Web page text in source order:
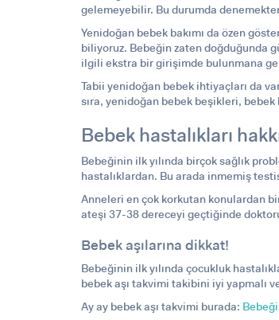
gelemeyebilir. Bu durumda
Yenidoğan bebek bakımı da özen
biliyoruz. Bebeğin zaten doğduğunda
ilgili ekstra bir girişimde bulunmana
Tabii yenidoğan bebek ihtiyaçları da
sıra, yenidoğan bebek beşikleri,
Bebek hastalıkları
Bebeğinin ilk yılında birçok sağlık
hastalıklardan. Bu arada inmemiş
Anneleri en çok korkutan konulardan
ateşi 37-38 dereceyi geçtiğinde
Bebek aşılarına dikkat!
Bebeğinin ilk yılında çocukluk
bebek aşı takvimi takibini iyi yapmalı
Ay ay bebek aşı takvimi burada: